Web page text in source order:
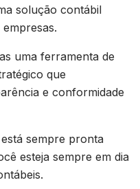
solução contábil
uma ferramenta de
que
e conformidade
sempre pronta
esteja sempre em dia